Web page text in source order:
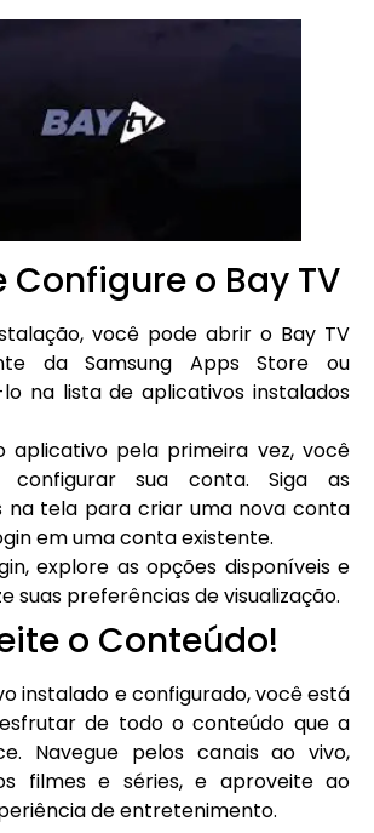
Configure o Bay TV
você pode abrir o Bay TV
da Samsung Apps Store ou
na lista de aplicativos instalados
aplicativo pela primeira vez, você
configurar sua conta. Siga as
na tela para criar uma nova conta
em uma conta existente.
explore as opções disponíveis e
suas preferências de visualização.
o Conteúdo!
instalado e configurado, você está
de todo o conteúdo que a
Navegue pelos canais ao vivo,
filmes e séries, e aproveite ao
de entretenimento.